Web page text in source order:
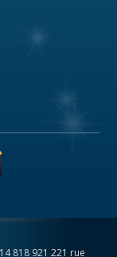
818 921 221 rue